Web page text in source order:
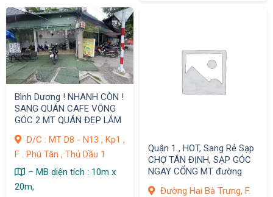
Bình Dương ! NHANH CÒN !
SANG QUÁN CAFE VÕNG
GÓC 2 MT QUÁN ĐẸP LẮM
D/C : MT D8 - N13 , Kp1 ,
F . Phú Tân , Thủ Dầu 1
– MB diện tích : 10m x
20m,
Quận 1 , HOT, Sang Rẻ Sạp
CHỢ TÂN ĐỊNH, SẠP GÓC
NGAY CỔNG MT đường
Đường Hai Bà Trưng, F.